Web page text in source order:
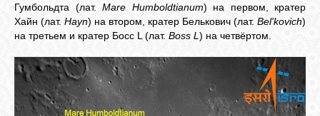
Гумбольдта (лат. Mare Humboldtianum) на первом, кратер
Хайн (лат. Hayn) на втором, кратер Белькович (лат. Belʹkovich)
на третьем и кратер Босс L (лат. Boss L) на четвёртом.